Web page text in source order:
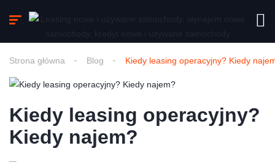
Strona główna Blog Kiedy leasing operacyjny? Kiedy
Kiedy leasing operacyjny?
Kiedy najem?